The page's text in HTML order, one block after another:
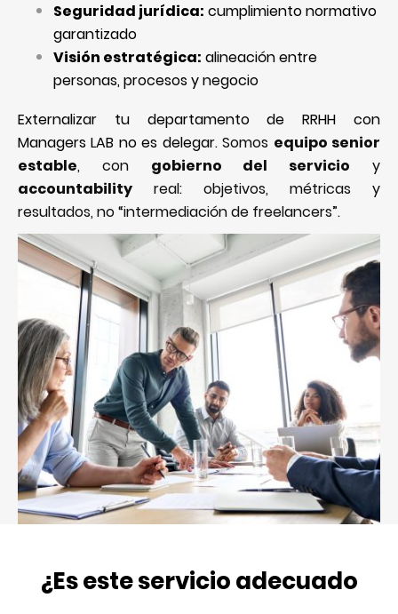
Seguridad jurídica: cumplimiento normativo
garantizado
Visión estratégica: alineación entre
personas, procesos y negocio
Externalizar tu departamento de RRHH con
Managers LAB no es delegar.Somos equipo senior
estable, con gobierno del servicio y
accountability real: objetivos, métricas y
resultados, no “intermediación de freelancers”.
¿Es este servicio adecuado